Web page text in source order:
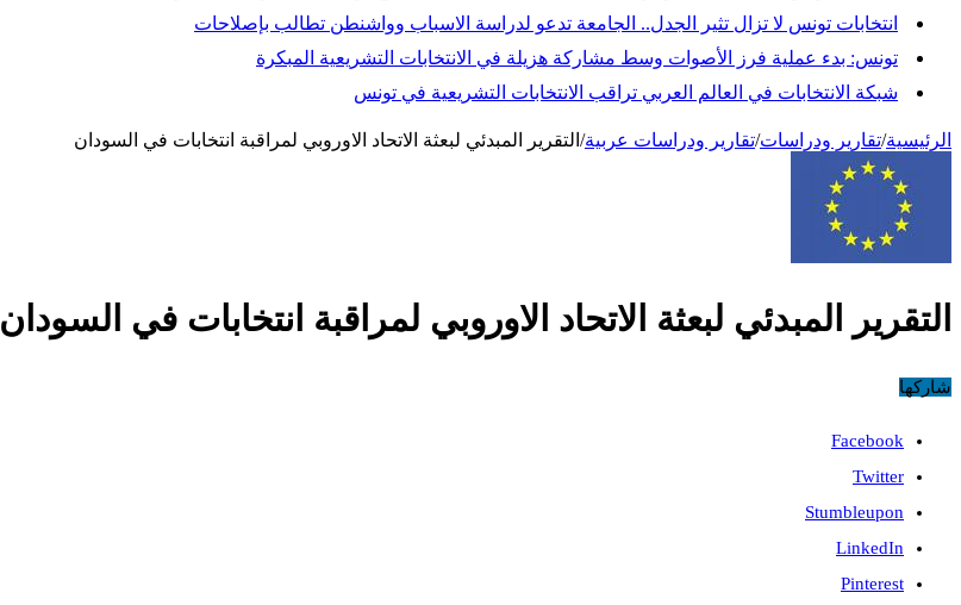
انتخابات تونس لا تزال تثير الجدل.. الجامعة تدعو لدراسة الاسباب وواشنطن تطالب بإصلاحات
تونس: بدء عملية فرز الأصوات وسط مشاركة هزيلة في الانتخابات التشريعية المبكرة
شبكة الانتخابات في العالم العربي تراقب الانتخابات التشريعية في تونس
الرئيسية/تقارير ودراسات/تقارير ودراسات عربية/ التقرير المبدئي لبعثة الاتحاد الاوروبي لمراقبة انتخابات في السودان
التقرير المبدئي لبعثة الاتحاد الاوروبي لمراقبة انتخابات في السودان
شاركها
Facebook
Twitter
Stumbleupon
LinkedIn
Pinterest